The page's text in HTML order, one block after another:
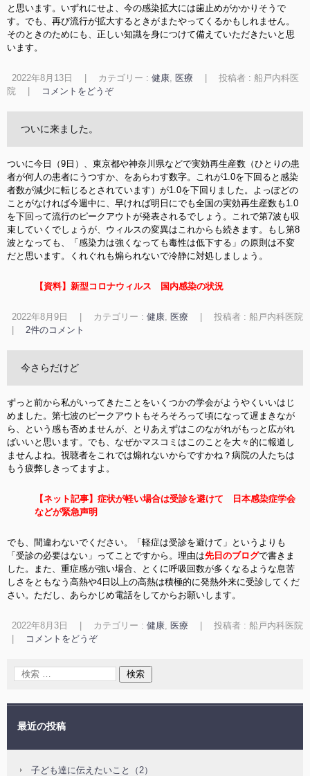
と思います。いずれにせよ、今の感染拡大には歯止めがかかりそうで
す。でも、再び流行が拡大するときがまたやってくるかもしれません。
そのときのためにも、正しい知識を身につけて備えていただきたいと思
います。
2022年8月13日 カテゴリー : 健康, 医療
投稿者 : 船戸内科医
院
コメントをどうぞ
ついに来ました。
ついに今日（9日）、東京都や神奈川県などで実効再生産数（ひとりの患
者が何人の患者にうつすか、をあらわす数字。これが1.0を下回ると感染
者数が減少に転じるとされています）が1.0を下回りました。よっぽどの
ことがなければ今週中に、早ければ明日にでも全国の実効再生産数も1.0
を下回って流行のピークアウトが発表されるでしょう。これで第7波も収
束していくでしょうが、ウィルスの変異はこれからも続きます。もし第8
波となっても、「感染力は強くなっても毒性は低下する」の原則は不変
だと思います。くれぐれも煽られないで冷静に対処しましょう。
【資料】新型コロナウィルス 国内感染の状況
2022年8月9日 カテゴリー : 健康, 医療
投稿者 : 船戸内科医院
2件のコメント
今さらだけど
ずっと前から私がいってきたことをいくつかの学会がようやくいいはじ
めました。第七波のピークアウトもそろそろって頃になって遅まきなが
ら、という感も否めませんが、とりあえずはこのながれがもっと広がれ
ばいいと思います。でも、なぜかマスコミはこのことを大々的に報道し
ませんよね。視聴者をこれでは煽れないからですかね？病院の人たちは
もう疲弊しきってますよ。
【ネット記事】症状が軽い場合は受診を避けて 日本感染症学会
などが緊急声明
でも、間違わないでください。「軽症は受診を避けて」というよりも
「受診の必要はない」ってことですから。理由は先日のブログで書きま
した。また、重症感が強い場合、とくに呼吸回数が多くなるような息苦
しさをともなう高熱や4日以上の高熱は積極的に発熱外来に受診してくだ
さい。ただし、あらかじめ電話をしてからお願いします。
2022年8月3日 カテゴリー : 健康, 医療
投稿者 : 船戸内科医院
コメントをどうぞ
最近の投稿
子ども達に伝えたいこと（2）